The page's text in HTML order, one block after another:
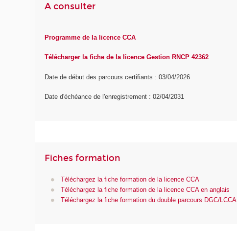
A consulter
Programme de la licence CCA
Télécharger la fiche de la licence Gestion RNCP 42362
Date de début des parcours certifiants : 03/04/2026
Date d'échéance de l'enregistrement : 02/04/2031
Fiches formation
Téléchargez la fiche formation de la licence CCA
Téléchargez la fiche formation de la licence CCA en anglais
Téléchargez la fiche formation du double parcours DGC/LCCA